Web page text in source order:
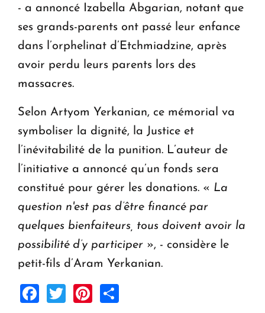
- a annoncé Izabella Abgarian, notant que
ses grands-parents ont passé leur enfance
dans l’orphelinat d’Etchmiadzine, après
avoir perdu leurs parents lors des
massacres.
Selon Artyom Yerkanian, ce mémorial va
symboliser la dignité, la Justice et
l’inévitabilité de la punition. L’auteur de
l’initiative a annoncé qu’un fonds sera
constitué pour gérer les donations. « La
question n'est pas d’être financé par
quelques bienfaiteurs, tous doivent avoir la
possibilité d’y participer », - considère le
petit-fils d’Aram Yerkanian.
Facebook
TwitterPinterest